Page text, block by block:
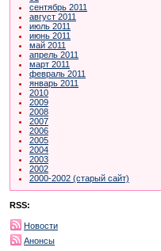
сентябрь 2011
август 2011
июль 2011
июнь 2011
май 2011
апрель 2011
март 2011
февраль 2011
январь 2011
2010
2009
2008
2007
2006
2005
2004
2003
2002
2000-2002 (старый сайт)
RSS:
Новости
Анонсы